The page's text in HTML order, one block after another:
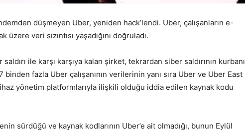
düşmeyen Uber, yeniden hack’lendi. Uber, çalışanların e-
veri sızıntısı yaşadığını doğruladı.
ile karşı karşıya kalan şirket, tekrardan siber saldırının kurbanı
fazla Uber çalışanının verilerinin yanı sıra Uber ve Uber East
yönetim platformlarıyla ilişkili olduğu iddia edilen kaynak kodu
sürdüğü ve kaynak kodlarının Uber’e ait olmadığı, bunun Eylül